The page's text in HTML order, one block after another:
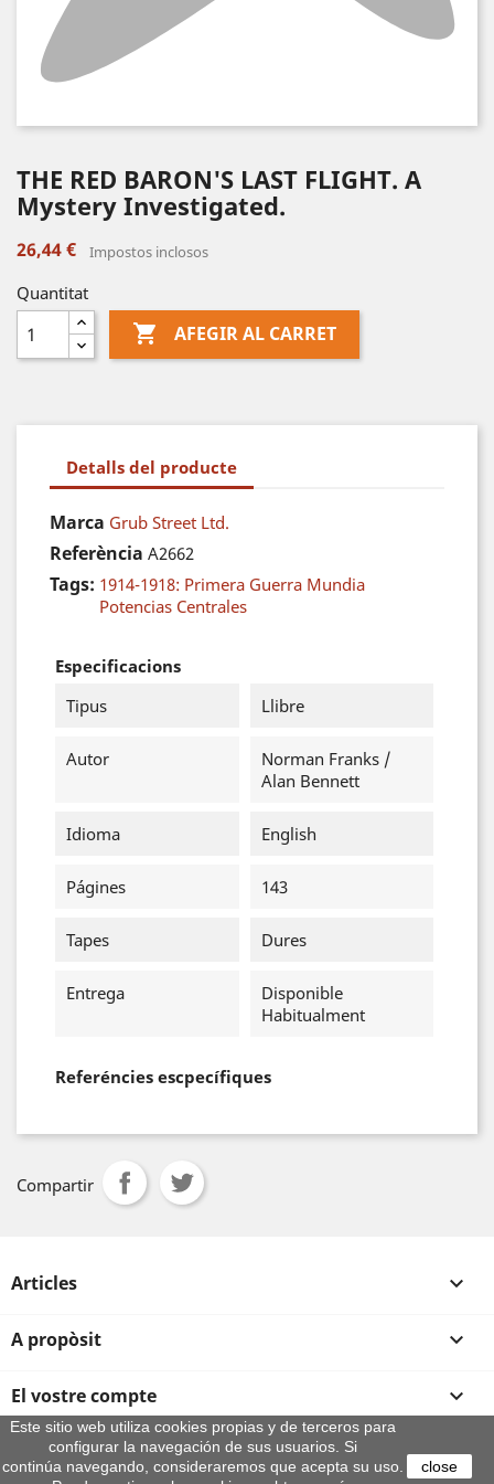
THE RED BARON'S LAST FLIGHT. A
Mystery Investigated.
26,44 € Impostos inclosos
Quantitat
 AFEGIR AL CARRET
Detalls del producte
Marca Grub Street Ltd.
Referència A2662
Tags: 1914-1918: Primera Guerra Mundia
Potencias Centrales
Especificacions
Tipus
Llibre
Autor
Norman Franks /
Alan Bennett
Idioma English
Págines 143
Tapes Dures
Entrega
Disponible
Habitualment
Referéncies escpecífiques
Compartir
Articles 
A propòsit 
El vostre compte 
Informació sobre la botiga
Este sitio web utiliza cookies propias y de terceros para
configurar la navegación de sus usuarios. Si
continúa navegando, consideraremos que acepta su uso.
close